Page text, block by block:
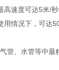
高速度可达5米/
用情况下，可达
管、水管等中